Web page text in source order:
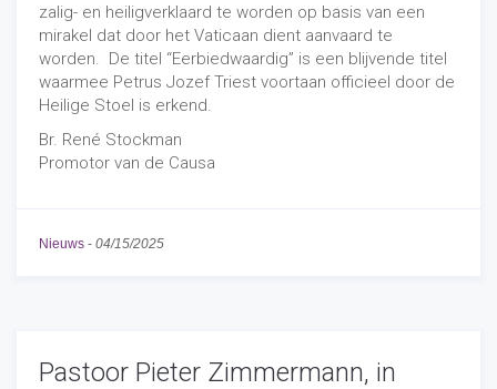
zalig- en heiligverklaard te worden op basis van een
mirakel dat door het Vaticaan dient aanvaard te
worden. De titel “Eerbiedwaardig” is een blijvende titel
waarmee Petrus Jozef Triest voortaan officieel door de
Heilige Stoel is erkend.
Br. René Stockman
Promotor van de Causa
Nieuws - 04/15/2025
Pastoor Pieter Zimmermann, in